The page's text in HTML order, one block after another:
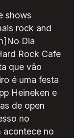
shows
rock and
Dia
Rock Cafe
que vão
é uma festa
Heineken e
de open
no
acontece no